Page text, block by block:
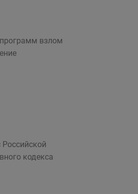
взлом
кодекса